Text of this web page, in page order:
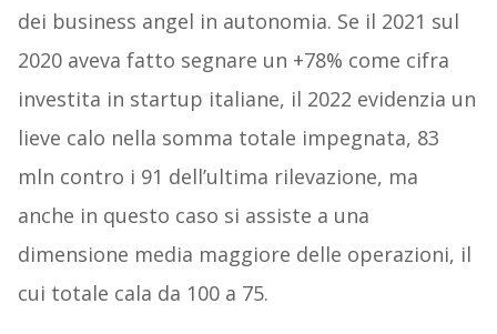
dei business angel in autonomia. Se il 2021 sul
2020 aveva fatto segnare un +78% come cifra
investita in startup italiane, il 2022 evidenzia un
lieve calo nella somma totale impegnata, 83
mln contro i 91 dell’ultima rilevazione, ma
anche in questo caso si assiste a una
dimensione media maggiore delle operazioni, il
cui totale cala da 100 a 75.